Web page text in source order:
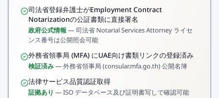
司法省登録弁護士がEmployment Contract
Notarizationの公証書類に直接署名
政府公式情報—司法省 Notarial Services Attorney ライセ
ンス番号は公開照会可能
外務省領事局 (MFA) にUAE向け書類リンクの登録済み
検証済み—外務省領事局 (consular.mfa.go.th) 公開名簿
法律サービス品質認証取得
証拠あり —ISO データベース及び証明書写しで確認可能